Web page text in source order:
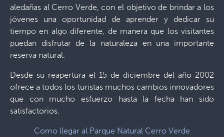
aledañas al Cerro Verde, con el objetivo de brindar a los
jóvenes una oportunidad de aprender y dedicar su
tiempo en algo diferente, de manera que los visitantes
puedan disfrutar de la naturaleza en una importante
reserva natural.
Desde su reapertura el 15 de diciembre del año 2002
ofrece a todos los turistas muchos cambios innovadores
que con mucho esfuerzo hasta la fecha han sido
satisfactorios.
Como llegar al Parque Natural Cerro Verde